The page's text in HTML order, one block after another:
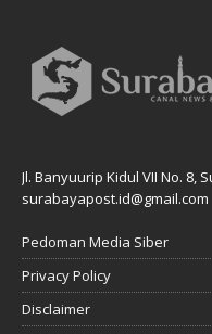
Jl. Banyuurip Kidul VII No. 8,
surabayapost.id@gmail.com
Pedoman Media Siber
Privacy Policy
Disclaimer